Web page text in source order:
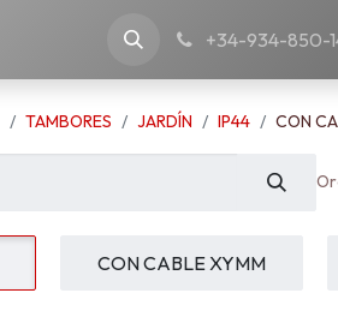
+34-934-850-
TAMBORES JARDÍN IP44 CON
CON CABLE XYMM